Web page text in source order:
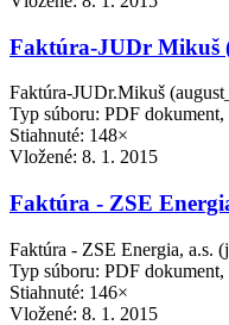
Faktúra-JUDr Mikuš
Faktúra-JUDr.Mikuš
Typ súboru: PDF
Stiahnuté: 148×
Vložené: 8. 1. 2015
Faktúra - ZSE
Faktúra - ZSE Energia, a.s.
Typ súboru: PDF
Stiahnuté: 146×
Vložené: 8. 1. 2015